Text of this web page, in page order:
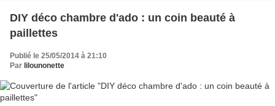
DIY déco chambre d'ado : un coin beauté à
paillettes
Publié le 25/05/2014 à 21:10
Par lilounonette